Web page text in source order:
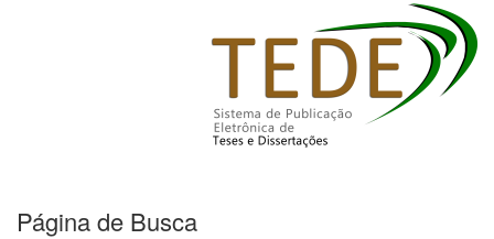
Página de Busca